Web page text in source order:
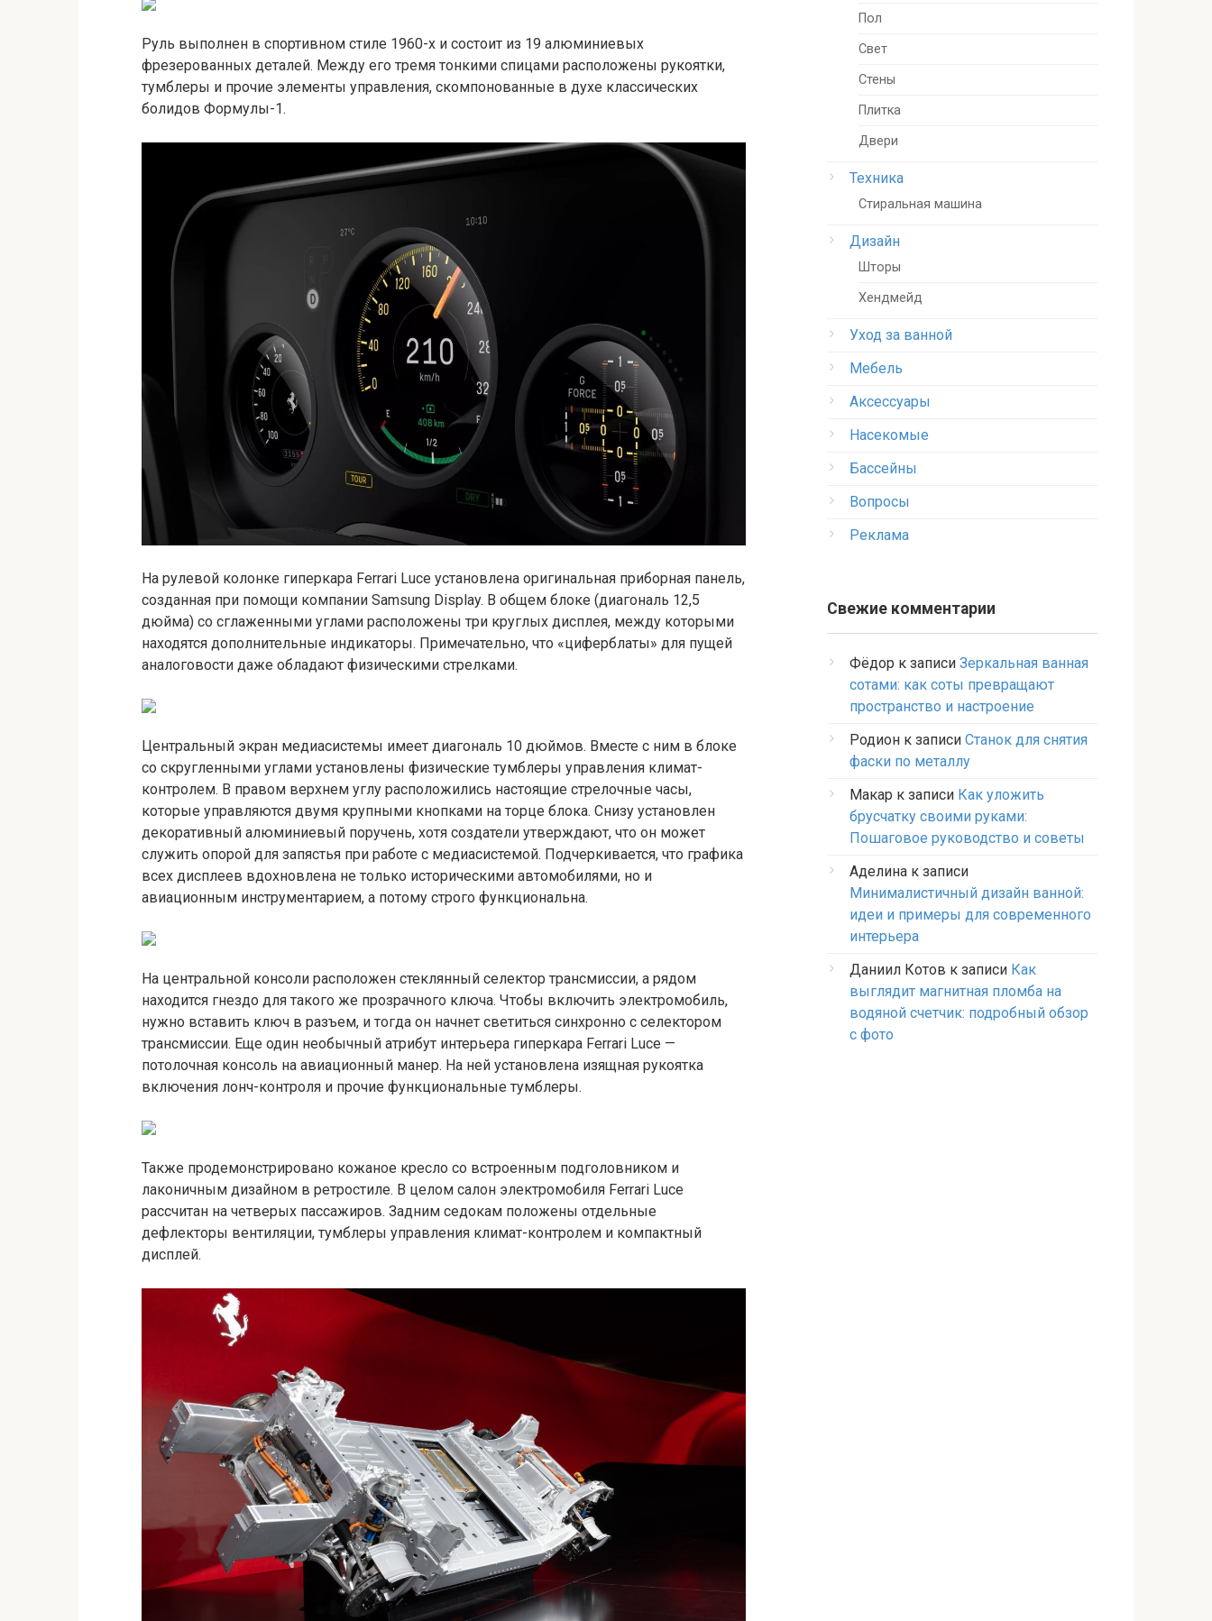
Руль выполнен в спортивном стиле 1960-х и состоит из 19 алюминиевых
фрезерованных деталей. Между его тремя тонкими спицами расположены рукоятки,
тумблеры и прочие элементы управления, скомпонованные в духе классических
болидов Формулы-1.
На рулевой колонке гиперкара Ferrari Luce установлена оригинальная приборная панель,
созданная при помощи компании Samsung Display. В общем блоке (диагональ 12,5
дюйма) со сглаженными углами расположены три круглых дисплея, между которыми
находятся дополнительные индикаторы. Примечательно, что «циферблаты» для пущей
аналоговости даже обладают физическими стрелками.
Центральный экран медиасистемы имеет диагональ 10 дюймов. Вместе с ним в блоке
со скругленными углами установлены физические тумблеры управления климат-
контролем. В правом верхнем углу расположились настоящие стрелочные часы,
которые управляются двумя крупными кнопками на торце блока. Снизу установлен
декоративный алюминиевый поручень, хотя создатели утверждают, что он может
служить опорой для запястья при работе с медиасистемой. Подчеркивается, что графика
всех дисплеев вдохновлена не только историческими автомобилями, но и
авиационным инструментарием, а потому строго функциональна.
На центральной консоли расположен стеклянный селектор трансмиссии, а рядом
находится гнездо для такого же прозрачного ключа. Чтобы включить электромобиль,
нужно вставить ключ в разъем, и тогда он начнет светиться синхронно с селектором
трансмиссии. Еще один необычный атрибут интерьера гиперкара Ferrari Luce —
потолочная консоль на авиационный манер. На ней установлена изящная рукоятка
включения лонч-контроля и прочие функциональные тумблеры.
Также продемонстрировано кожаное кресло со встроенным подголовником и
лаконичным дизайном в ретростиле. В целом салон электромобиля Ferrari Luce
рассчитан на четверых пассажиров. Задним седокам положены отдельные
дефлекторы вентиляции, тумблеры управления климат-контролем и компактный
дисплей.
Пол
Свет
Стены
Плитка
Двери
Техника
Стиральная машина
Дизайн
Шторы
Хендмейд
Уход за ванной
Мебель
Аксессуары
Насекомые
Бассейны
Вопросы
Реклама
Свежие комментарии
Фёдор к записи Зеркальная ванная
сотами: как соты превращают
пространство и настроение
Родион к записи Станок для снятия
фаски по металлу
Макар к записи Как уложить
брусчатку своими руками:
Пошаговое руководство и советы
Аделина к записи
Минималистичный дизайн ванной:
идеи и примеры для современного
интерьера
Даниил Котов к записи Как
выглядит магнитная пломба на
водяной счетчик: подробный обзор
с фото